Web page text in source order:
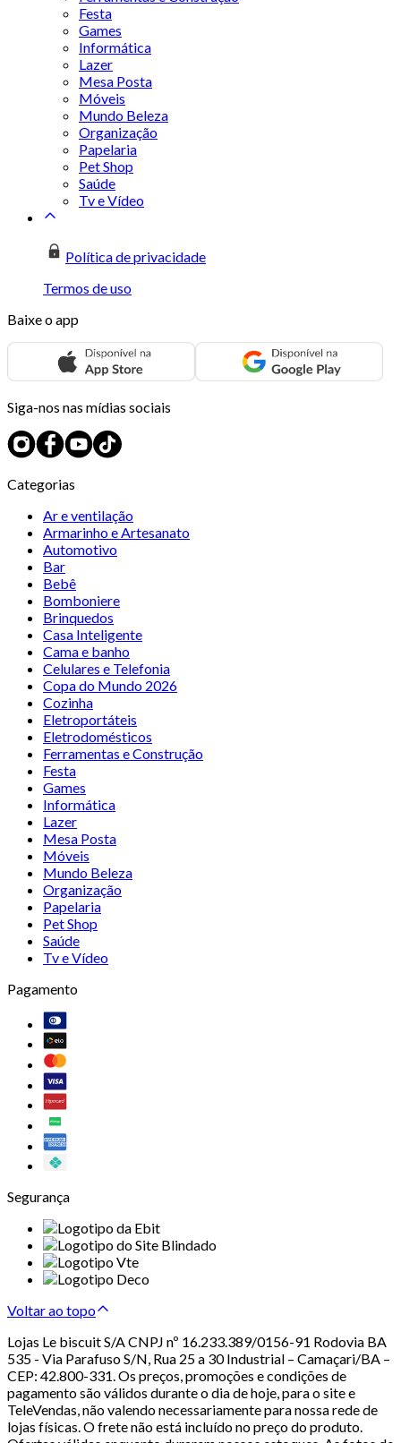
Festa
Games
Informática
Lazer
Mesa Posta
Móveis
Mundo Beleza
Organização
Papelaria
Pet Shop
Saúde
Tv e Vídeo
Política de privacidade
Termos de uso
Baixe o app
Siga-nos nas mídias sociais
Categorias
Ar e ventilação
Armarinho e Artesanato
Automotivo
Bar
Bebê
Bomboniere
Brinquedos
Casa Inteligente
Cama e banho
Celulares e Telefonia
Copa do Mundo 2026
Cozinha
Eletroportáteis
Eletrodomésticos
Ferramentas e Construção
Festa
Games
Informática
Lazer
Mesa Posta
Móveis
Mundo Beleza
Organização
Papelaria
Pet Shop
Saúde
Tv e Vídeo
Pagamento
Segurança
Voltar ao topo
Lojas Le biscuit S/A CNPJ nº 16.233.389/0156-91 Rodovia BA
535 - Via Parafuso S/N, Rua 25 a 30 Industrial – Camaçari/BA –
CEP: 42.800-331. Os preços, promoções e condições de
pagamento são válidos durante o dia de hoje, para o site e
TeleVendas, não valendo necessariamente para nossa rede de
lojas físicas. O frete não está incluído no preço do produto.